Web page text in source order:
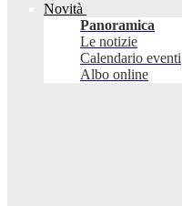
Novità
Panoramica
Le notizie
Calendario eventi
Albo online